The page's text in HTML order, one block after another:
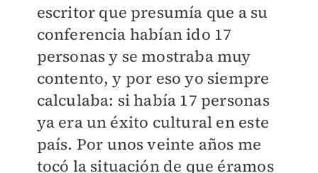
escritor que presumía que a su
conferencia habían ido 17
personas y se mostraba muy
contento, y por eso yo siempre
calculaba: si había 17 personas
ya era un éxito cultural en este
país. Por unos veinte años me
tocó la situación de que éramos